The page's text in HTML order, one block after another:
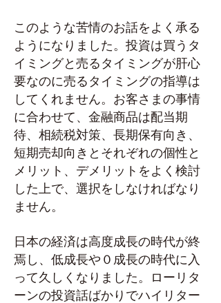
このような苦情のお話をよく承る
ようになりました。投資は買うタ
イミングと売るタイミングが肝心
要なのに売るタイミングの指導は
してくれません。お客さまの事情
に合わせて、金融商品は配当期
待、相続税対策、長期保有向き、
短期売却向きとそれぞれの個性と
メリット、デメリットをよく検討
した上で、選択をしなければなり
ません。
日本の経済は高度成長の時代が終
焉し、低成長や０成長の時代に入
って久しくなりました。ローリタ
ーンの投資話ばかりでハイリター